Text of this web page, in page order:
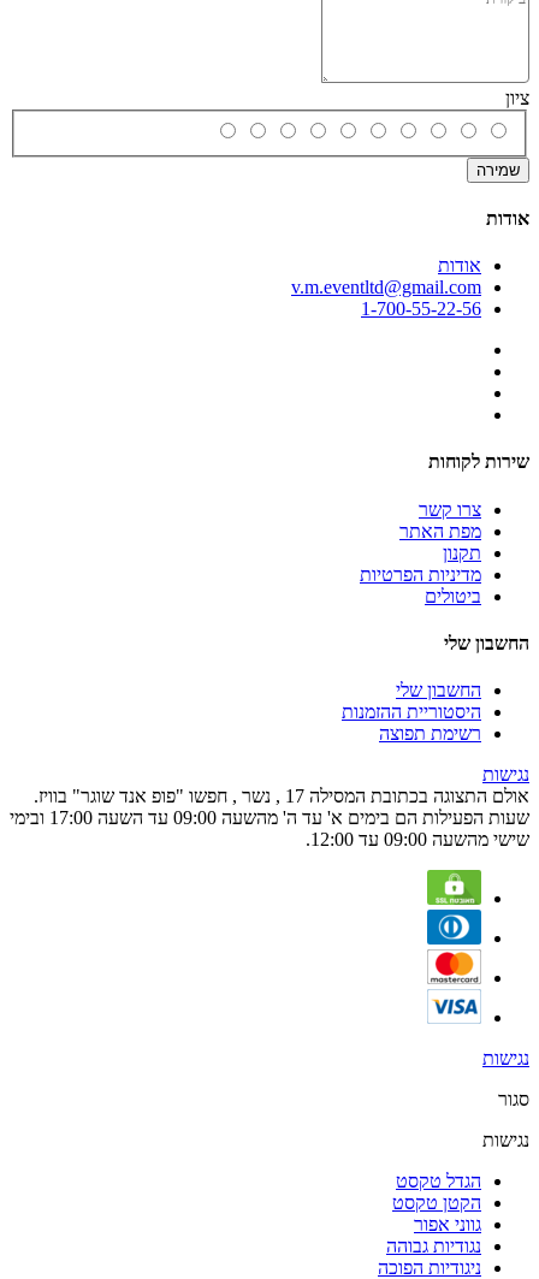
ציון
שמירה
אודות
אודות
v.m.eventltd@gmail.com
1-700-55-22-56
שירות לקוחות
צרו קשר
מפת האתר
תקנון
מדיניות הפרטיות
ביטולים
החשבון שלי
החשבון שלי
היסטוריית ההזמנות
רשימת תפוצה
נגישות
אולם התצוגה בכתובת המסילה 17 , נשר , חפשו "פופ אנד שוגר" בוויז.
שעות הפעילות הם בימים א' עד ה' מהשעה 09:00 עד השעה 17:00 ובימי
שישי מהשעה 09:00 עד 12:00.
נגישות
סגור
נגישות
הגדל טקסט
הקטן טקסט
גווני אפור
נגודיות גבוהה
ניגודיות הפוכה